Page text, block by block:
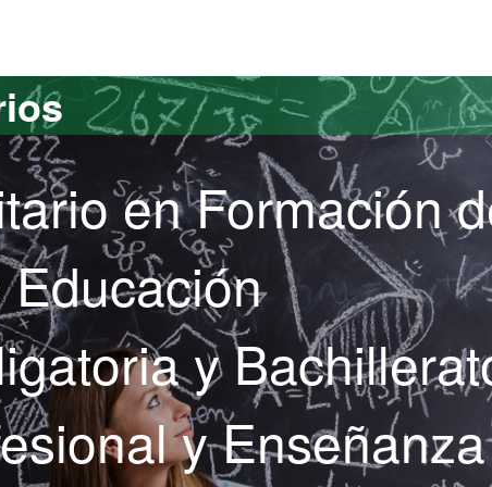
en Formación
y
y Enseñanza